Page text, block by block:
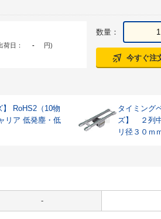
荷日： - 円)
数量：
今すぐ注
】 RoHS2（10物
リア 低発塵・低
タイミング
ズ】 ２列
リ径３０ｍｍ
-